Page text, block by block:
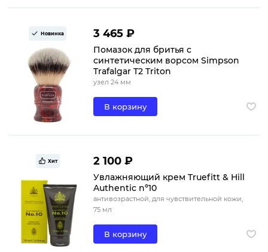
Новинка 3 465 ₽
Помазок для бритья с
синтетическим ворсом Simpson
Trafalgar T2 Triton
узел 24 мм
В корзину
Хит 2 100 ₽
Увлажняющий крем Truefitt & Hill
Authentic nº10
антивозрастной, для чувствительной кожи,
75 мл
В корзину